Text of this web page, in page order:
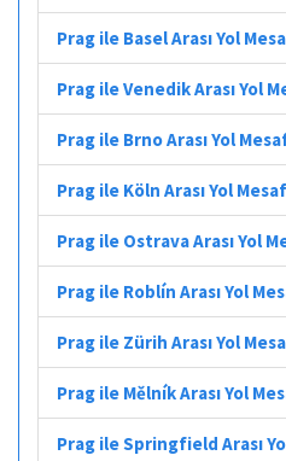
Prag ile Basel Arası Yol
Prag ile Venedik Arası Yol
Prag ile Brno Arası Yol
Prag ile Köln Arası Yol
Prag ile Ostrava Arası Yol
Prag ile Roblín Arası Yol
Prag ile Zürih Arası Yol
Prag ile Mělník Arası Yol
Prag ile Springfield Arası